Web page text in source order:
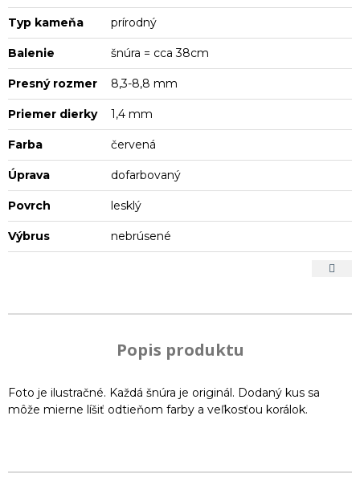
Typ kameňa prírodný
Balenie šnúra = cca 38cm
Presný rozmer 8,3-8,8 mm
Priemer dierky 1,4 mm
Farba červená
Úprava dofarbovaný
Povrch lesklý
Výbrus nebrúsené
Popis produktu
Foto je ilustračné. Každá šnúra je originál. Dodaný kus sa
môže mierne líšiť odtieňom farby a veľkosťou korálok.